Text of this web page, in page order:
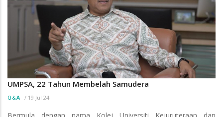
UMPSA, 22 Tahun Membelah Samudera
Q&A / 19 Jul 24